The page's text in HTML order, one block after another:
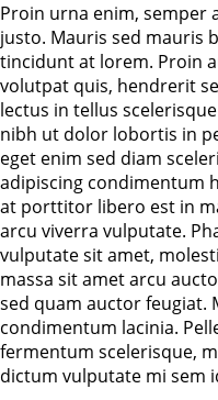
Proin urna enim, semper
justo. Mauris sed
tincidunt at lorem. Proin
volutpat quis, hendrerit
lectus in tellus
nibh ut dolor lobortis in
eget enim sed diam
adipiscing condimentum
at porttitor libero est in
arcu viverra vulputate.
vulputate sit amet,
massa sit amet arcu
sed quam auctor feugiat.
condimentum lacinia.
fermentum scelerisque,
dictum vulputate mi sem